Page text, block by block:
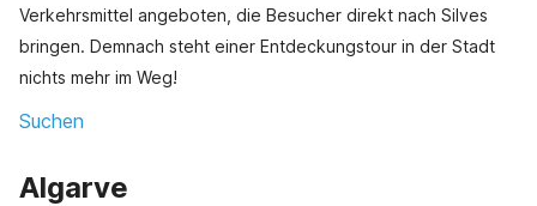
Verkehrsmittel angeboten, die Besucher direkt nach Silves
bringen. Demnach steht einer Entdeckungstour in der Stadt
nichts mehr im Weg!
Suchen
Algarve